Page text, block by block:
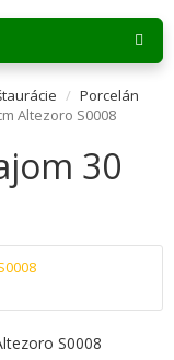
Porcelán
Altezoro S0008
30